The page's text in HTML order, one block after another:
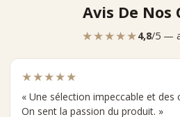
Avis De Nos
★★★★★4,8/5 —
★★★★★
« Une sélection impeccable et
On sent la passion du produit. »